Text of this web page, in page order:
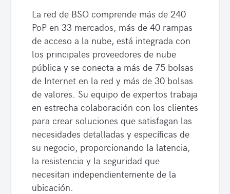
La red de BSO comprende más de 240
PoP en 33 mercados, más de 40 rampas
de acceso a la nube, está integrada con
los principales proveedores de nube
pública y se conecta a más de 75 bolsas
de Internet en la red y más de 30 bolsas
de valores. Su equipo de expertos trabaja
en estrecha colaboración con los clientes
para crear soluciones que satisfagan las
necesidades detalladas y específicas de
su negocio, proporcionando la latencia,
la resistencia y la seguridad que
necesitan independientemente de la
ubicación.